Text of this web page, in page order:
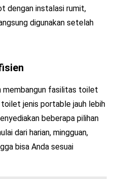
dengan instalasi rumit,
digunakan setelah
membangun fasilitas toilet
jenis portable jauh lebih
beberapa pilihan
dari harian, mingguan,
bisa Anda sesuai